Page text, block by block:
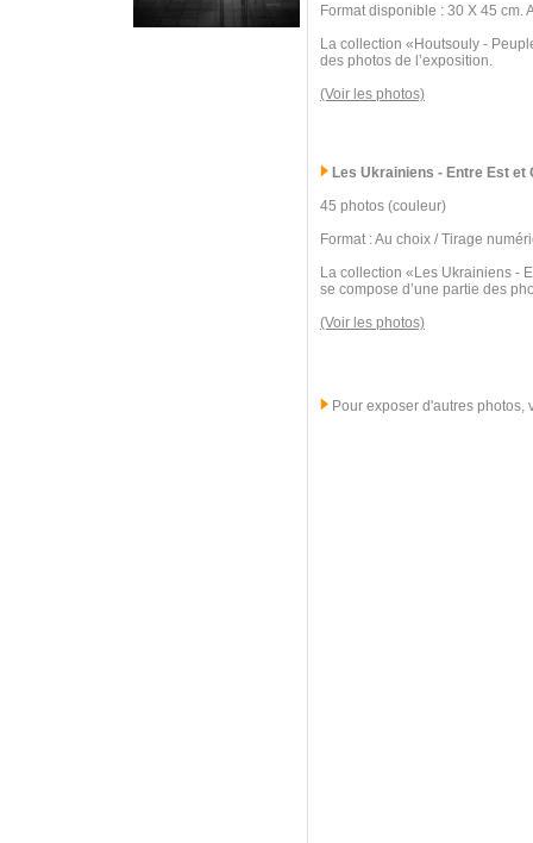
Format disponible : 30 X 45 cm.
La collection «Houtsouly -
des photos de l’exposition.
(Voir les photos)
Les Ukrainiens - Entre Est et
45 photos (couleur)
Format : Au choix / Tirage
La collection «Les Ukrainiens -
se compose d’une partie des
(Voir les photos)
Pour exposer d'autres photos,